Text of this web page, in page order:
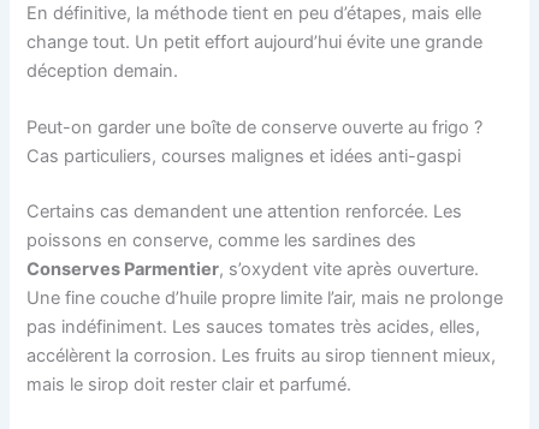
En définitive, la méthode tient en peu d’étapes, mais elle
change tout. Un petit effort aujourd’hui évite une grande
déception demain.
Peut-on garder une boîte de conserve ouverte au frigo ?
Cas particuliers, courses malignes et idées anti-gaspi
Certains cas demandent une attention renforcée. Les
poissons en conserve, comme les sardines des
Conserves Parmentier, s’oxydent vite après ouverture.
Une fine couche d’huile propre limite l’air, mais ne prolonge
pas indéfiniment. Les sauces tomates très acides, elles,
accélèrent la corrosion. Les fruits au sirop tiennent mieux,
mais le sirop doit rester clair et parfumé.